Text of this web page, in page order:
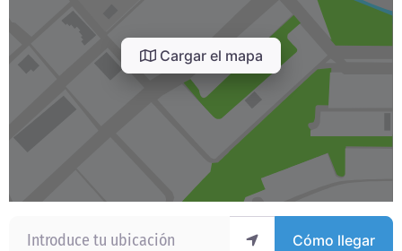
Cargar el mapa
Cómo llegar